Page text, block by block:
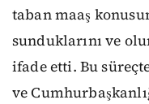
taban maaş
sunduklarını ve
ifade etti. Bu
ve